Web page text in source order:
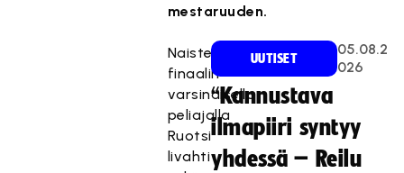
mestaruuden.
Naisten
finaalin
varsinaisella
peliajalla
Ruotsi
livahti
UUTISET
05.08.2
026
“Kannustava
ilmapiiri syntyy
yhdessä – Reilu